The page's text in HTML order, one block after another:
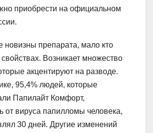
приобрести на официальном
новизны препарата, мало кто
свойствах. Возникает множество
акцентируют на разводе.
95,4% людей, которые
Папилайт Комфорт,
от вируса папилломы человека,
30 дней. Другие изменений